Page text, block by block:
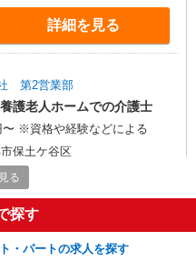
詳細を見る
第2営業部
護老人ホームでの介護士
〜 ※資格や経験などによる
保土ケ谷区
る
探す
・パートの求人を探す